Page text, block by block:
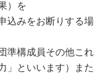
）を
込みをお断りする場
準構成員その他これ
」といいます）また